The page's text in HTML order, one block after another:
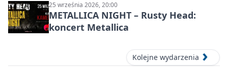
25 września 2026, 20:00
METALLICA NIGHT – Rusty Head:
koncert Metallica
Kolejne wydarzenia